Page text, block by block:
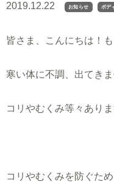
2019.12.22 お知らせ ボデ
皆さま、こんにちは！
寒い体に不調、出てき
コリやむくみ等々あり
コリやむくみを防ぐた